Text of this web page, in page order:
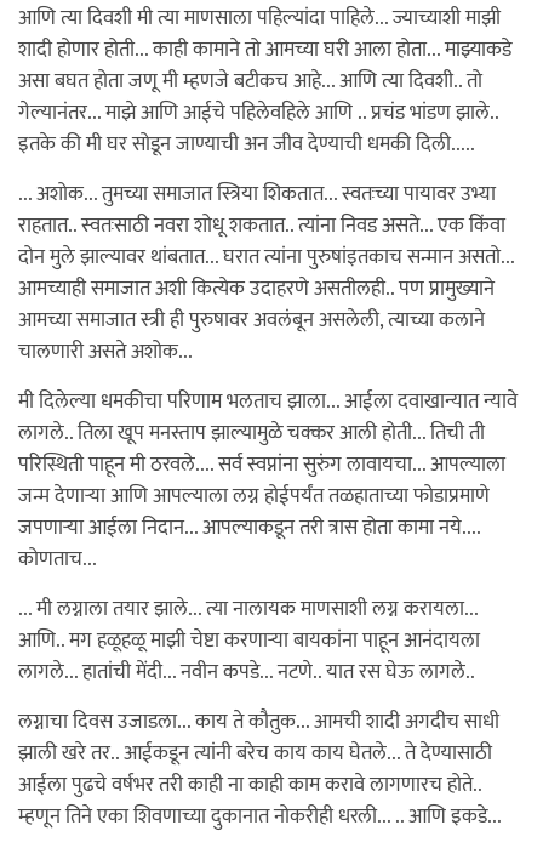
आणि त्या दिवशी मी त्या माणसाला पहिल्यांदा पाहिले... ज्याच्याशी माझी
शादी होणार होती... काही कामाने तो आमच्या घरी आला होता... माझ्याकडे
असा बघत होता जणू मी म्हणजे बटीकच आहे... आणि त्या दिवशी.. तो
गेल्यानंतर... माझे आणि आईचे पहिलेवहिले आणि .. प्रचंड भांडण झाले..
इतके की मी घर सोडून जाण्याची अन जीव देण्याची धमकी दिली.....
... अशोक... तुमच्या समाजात स्त्रिया शिकतात... स्वतःच्या पायावर उभ्या
राहतात.. स्वतःसाठी नवरा शोधू शकतात.. त्यांना निवड असते... एक किंवा
दोन मुले झाल्यावर थांबतात... घरात त्यांना पुरुषांइतकाच सन्मान असतो...
आमच्याही समाजात अशी कित्येक उदाहरणे असतीलही.. पण प्रामुख्याने
आमच्या समाजात स्त्री ही पुरुषावर अवलंबून असलेली, त्याच्या कलाने
चालणारी असते अशोक...
मी दिलेल्या धमकीचा परिणाम भलताच झाला... आईला दवाखान्यात न्यावे
लागले.. तिला खूप मनस्ताप झाल्यामुळे चक्कर आली होती... तिची ती
परिस्थिती पाहून मी ठरवले.... सर्व स्वप्नांना सुरुंग लावायचा... आपल्याला
जन्म देणार्‍या आणि आपल्याला लग्न होईपर्यंत तळहाताच्या फोडाप्रमाणे
जपणार्‍या आईला निदान... आपल्याकडून तरी त्रास होता कामा नये....
कोणताच...
... मी लग्नाला तयार झाले... त्या नालायक माणसाशी लग्न करायला...
आणि.. मग हळूहळू माझी चेष्टा करणार्‍या बायकांना पाहून आनंदायला
लागले... हातांची मेंदी... नवीन कपडे... नटणे.. यात रस घेऊ लागले..
लग्नाचा दिवस उजाडला... काय ते कौतुक... आमची शादी अगदीच साधी
झाली खरे तर.. आईकडून त्यांनी बरेच काय काय घेतले... ते देण्यासाठी
आईला पुढचे वर्षभर तरी काही ना काही काम करावे लागणारच होते..
म्हणून तिने एका शिवणाच्या दुकानात नोकरीही धरली... .. आणि इकडे...